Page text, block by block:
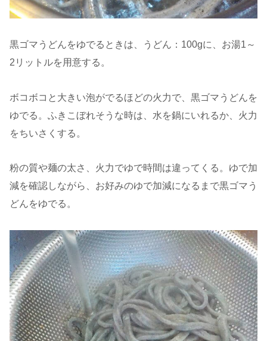
黒ゴマうどんをゆでるときは、うどん：100gに、お湯1～
2リットルを用意する。
ボコボコと大きい泡がでるほどの火力で、黒ゴマうどんを
ゆでる。ふきこぼれそうな時は、水を鍋にいれるか、火力
をちいさくする。
粉の質や麺の太さ、火力でゆで時間は違ってくる。ゆで加
減を確認しながら、お好みのゆで加減になるまで黒ゴマう
どんをゆでる。